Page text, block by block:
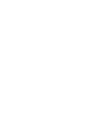
מבחוץ
היבואנית,